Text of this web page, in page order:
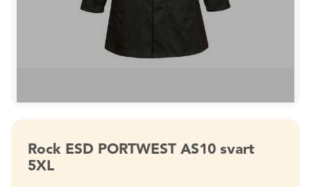
Rock ESD PORTWEST AS10 svart
5XL